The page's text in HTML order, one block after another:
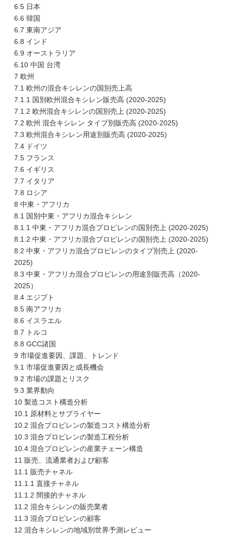
6.5 日本
6.6 韓国
6.7 東南アジア
6.8 インド
6.9 オーストラリア
6.10 中国 台湾
7 欧州
7.1 欧州の混合キシレンの国別売上高
7.1.1 国別欧州混合キシレン販売高 (2020-2025)
7.1.2 欧州混合キシレンの国別売上 (2020-2025)
7.2 欧州 混合キシレン タイプ別販売高 (2020-2025)
7.3 欧州混合キシレン用途別販売高 (2020-2025)
7.4 ドイツ
7.5 フランス
7.6 イギリス
7.7 イタリア
7.8 ロシア
8 中東・アフリカ
8.1 国別中東・アフリカ混合キシレン
8.1.1 中東・アフリカ混合プロピレンの国別売上 (2020-2025)
8.1.2 中東・アフリカ混合プロピレンの国別売上 (2020-2025)
8.2 中東・アフリカ混合プロピレンのタイプ別売上 (2020-
2025)
8.3 中東・アフリカ混合プロピレンの用途別販売高（2020-
2025）
8.4 エジプト
8.5 南アフリカ
8.6 イスラエル
8.7 トルコ
8.8 GCC諸国
9 市場促進要因、課題、トレンド
9.1 市場促進要因と成長機会
9.2 市場の課題とリスク
9.3 業界動向
10 製造コスト構造分析
10.1 原材料とサプライヤー
10.2 混合プロピレンの製造コスト構造分析
10.3 混合プロピレンの製造工程分析
10.4 混合プロピレンの産業チェーン構造
11 販売、流通業者および顧客
11.1 販売チャネル
11.1.1 直接チャネル
11.1.2 間接的チャネル
11.2 混合キシレンの販売業者
11.3 混合プロピレンの顧客
12 混合キシレンの地域別世界予測レビュー